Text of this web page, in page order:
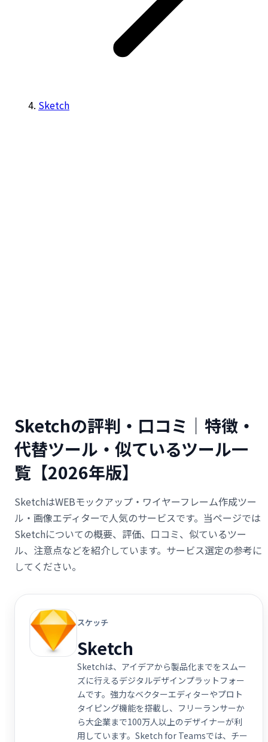
Sketch
Sketchの評判・口コミ｜特徴・
代替ツール・似ているツール一
覧【2026年版】
SketchはWEBモックアップ・ワイヤーフレーム作成ツー
ル・画像エディターで人気のサービスです。当ページでは
Sketchについての概要、評価、口コミ、似ているツー
ル、注意点などを紹介しています。サービス選定の参考に
してください。
スケッチ
Sketch
Sketchは、アイデアから製品化までをスムー
ズに行えるデジタルデザインプラットフォー
ムです。強力なベクターエディターやプロト
タイピング機能を搭載し、フリーランサーか
ら大企業まで100万人以上のデザイナーが利
用しています。Sketch for Teamsでは、チー